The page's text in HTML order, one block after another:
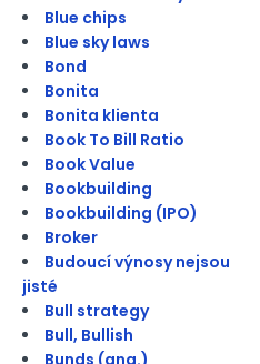
Blue chips
Blue sky laws
Bond
Bonita
Bonita klienta
Book To Bill Ratio
Book Value
Bookbuilding
Bookbuilding (IPO)
Broker
Budoucí výnosy nejsou
jisté
Bull strategy
Bull, Bullish
Bunds (ang.)